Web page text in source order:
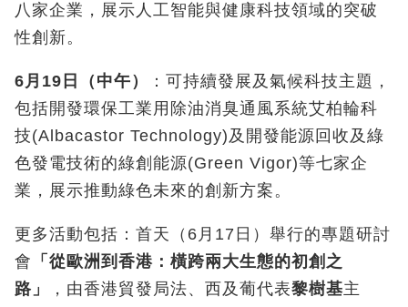
八家企業，展示人工智能與健康科技領域的突破
性創新。
6月 19 日（中午）
：可持續發展及氣候科技主題，
包括開發環保工業用除油消臭通風系統艾柏輪科
技(Albacastor Technology)及開發能源回收及綠
色發電技術的綠創能源(Green Vigor)等七家企
業，展示推動綠色未來的創新方案。
更多活動包括：首天（6月17日）舉行的專題研討
會 「從歐洲到香港：橫跨兩大生態的初創之
路」
，由香港貿發局法、西及葡代表黎樹基主